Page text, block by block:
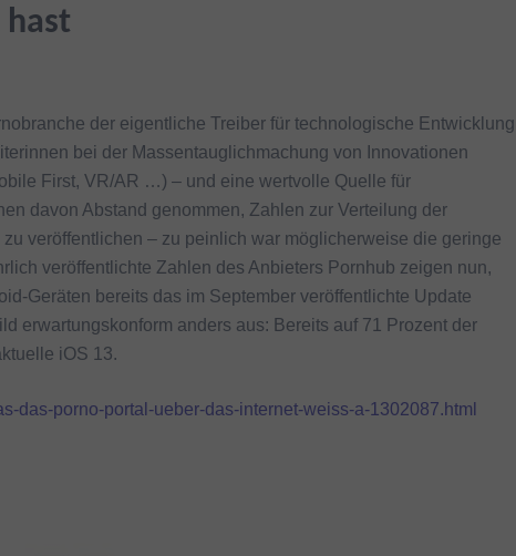
hast
der eigentliche Treiber für technologische Entwicklung
bei der Massentauglichmachung von Innovationen
First, VR/AR …) – und eine wertvolle Quelle für
davon Abstand genommen, Zahlen zur Verteilung der
veröffentlichen – zu peinlich war möglicherweise die geringe
veröffentlichte Zahlen des Anbieters Pornhub zeigen nun,
Geräten bereits das im September veröffentlichte Update
erwartungskonform anders aus: Bereits auf 71 Prozent der
iOS 13.
das-porno-portal-ueber-das-internet-weiss-a-1302087.html